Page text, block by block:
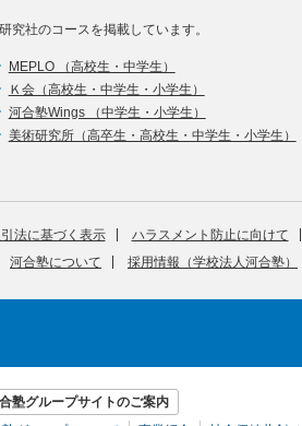
社のコースを掲載しています。
MEPLO （高校生・中学生）
Ｋ会（高校生・中学生・小学生）
河合塾Wings （中学生・小学生）
美術研究所（高卒生・高校生・中学生・小学生）
法に基づく表示 ハラスメント防止に向けて
河合塾について
採用情報（学校法人河合塾）
塾グループサイトのご案内